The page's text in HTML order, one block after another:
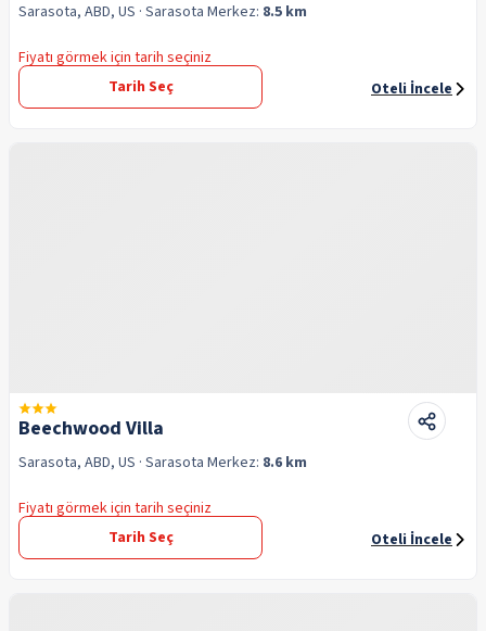
Sarasota, ABD, US · Sarasota Merkez: 8.5 km
Fiyatı görmek için tarih seçiniz
Tarih Seç
Oteli İncele
Beechwood Villa
Sarasota, ABD, US · Sarasota Merkez: 8.6 km
Fiyatı görmek için tarih seçiniz
Tarih Seç
Oteli İncele